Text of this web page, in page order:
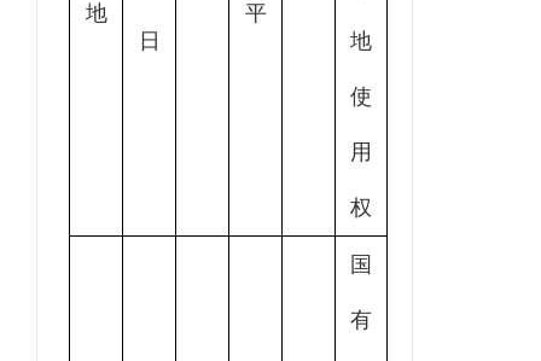
地
日
平
地
使
用
权
国
有